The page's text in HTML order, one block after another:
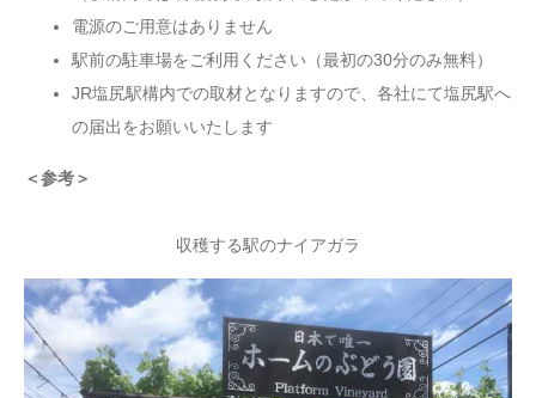
電源のご用意はありません
駅前の駐車場をご利用ください（最初の30分のみ無料）
JR塩尻駅構内での取材となりますので、各社にて塩尻駅へ
の届出をお願いいたします
＜参考＞
収穫する駅のナイアガラ